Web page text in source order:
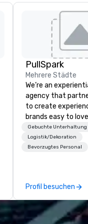
PullSpark
Mehrere Städte
We’re an
agency that
to create
brands easy to
forget. Most
know what makes
love; we help
Gebuchte Unterhaltung
Logistik/Dekoration
Bevorzugtes Personal
Profil besuchen